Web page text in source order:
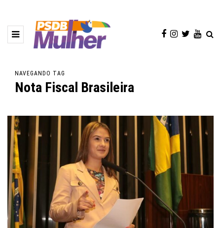
NAVEGANDO TAG
Nota Fiscal Brasileira